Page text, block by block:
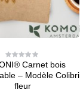
0
out
of
Carnet bois
– Modèle Colibri
fleur